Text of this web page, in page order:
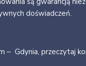
doświadczeń.
– Gdynia, przeczytaj